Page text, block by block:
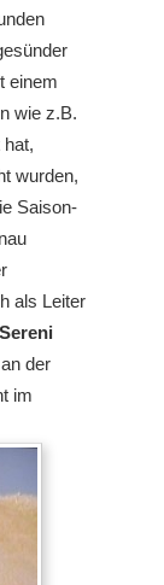
einem
wie z.B.
hat,
wurden,
Saison-
als Leiter
der
im